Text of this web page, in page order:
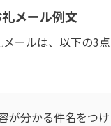
メール例文
ールは、以下の3
が分かる件名をつけ